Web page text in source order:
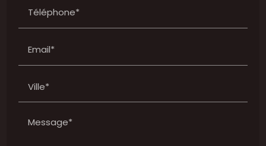
Téléphone*
Email*
Ville*
Message*